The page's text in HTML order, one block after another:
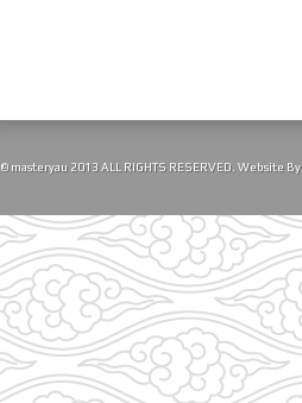
© masteryau 2013 ALL RIGHTS RESERVED. Website By